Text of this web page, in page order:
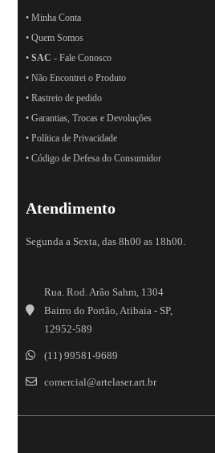
• Minha Conta
• Quem Somos
•SAC - Fale Conosco
• Não Encontrei o Produto
• Rastreio de pedido
• Garantias, Trocas e Devoluções
• Política de Privacidade
• Código de Defesa do Consumidor
Atendimento
Segunda a Sexta, das 8h00 as 18h00.
Rua. Rod. Arão Sahm, 1304
Bairro do Portão, Atibaia - SP,
12952-589
(11) 99581-9689
comercial@artelaser.art.br